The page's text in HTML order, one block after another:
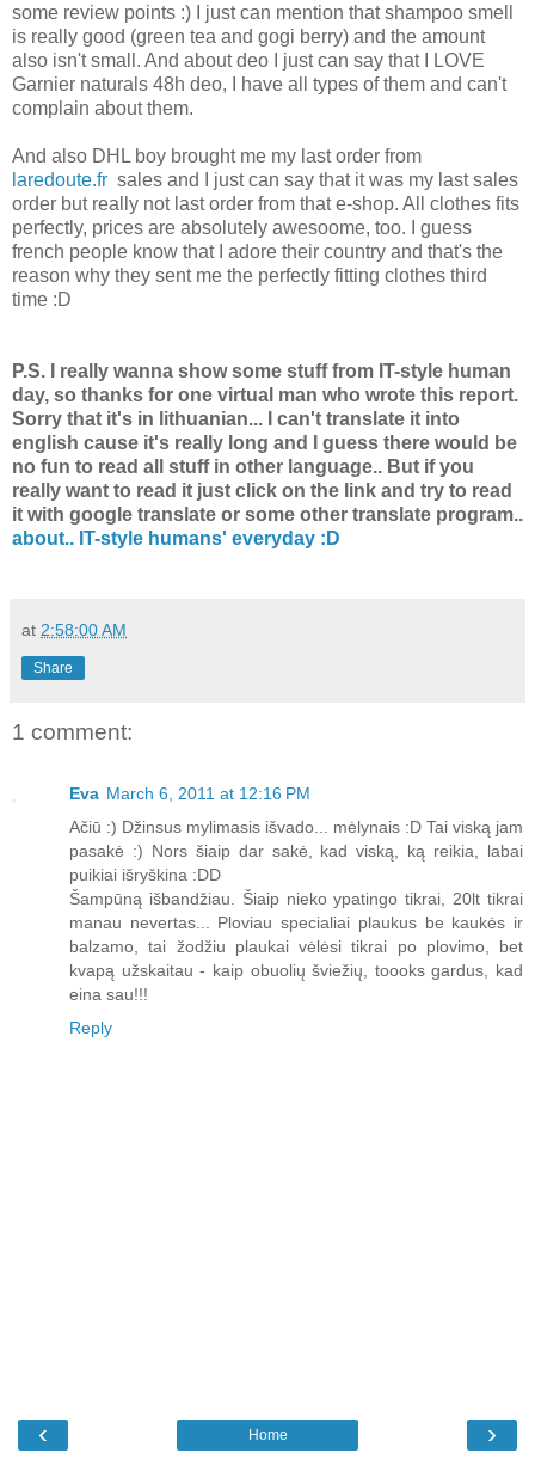
some review points :) I just can mention that shampoo smell
is really good (green tea and gogi berry) and the amount
also isn't small. And about deo I just can say that I LOVE
Garnier naturals 48h deo, I have all types of them and can't
complain about them.
And also DHL boy brought me my last order from
laredoute.fr sales and I just can say that it was my last sales
order but really not last order from that e-shop. All clothes fits
perfectly, prices are absolutely awesoome, too. I guess
french people know that I adore their country and that's the
reason why they sent me the perfectly fitting clothes third
time :D
P.S. I really wanna show some stuff from IT-style human
day, so thanks for one virtual man who wrote this report.
Sorry that it's in lithuanian... I can't translate it into
english cause it's really long and I guess there would be
no fun to read all stuff in other language.. But if you
really want to read it just click on the link and try to read
it with google translate or some other translate program..
about.. IT-style humans' everyday :D
at 2:58:00 AM
Share
1 comment:
Eva March 6, 2011 at 12:16 PM
Ačiū :) Džinsus mylimasis išvado... mėlynais :D Tai viską jam
pasakė :) Nors šiaip dar sakė, kad viską, ką reikia, labai
puikiai išryškina :DD
Šampūną išbandžiau. Šiaip nieko ypatingo tikrai, 20lt tikrai
manau nevertas... Ploviau specialiai plaukus be kaukės ir
balzamo, tai žodžiu plaukai vėlėsi tikrai po plovimo, bet
kvapą užskaitau - kaip obuolių šviežių, toooks gardus, kad
eina sau!!!
Reply
‹ ›
Home